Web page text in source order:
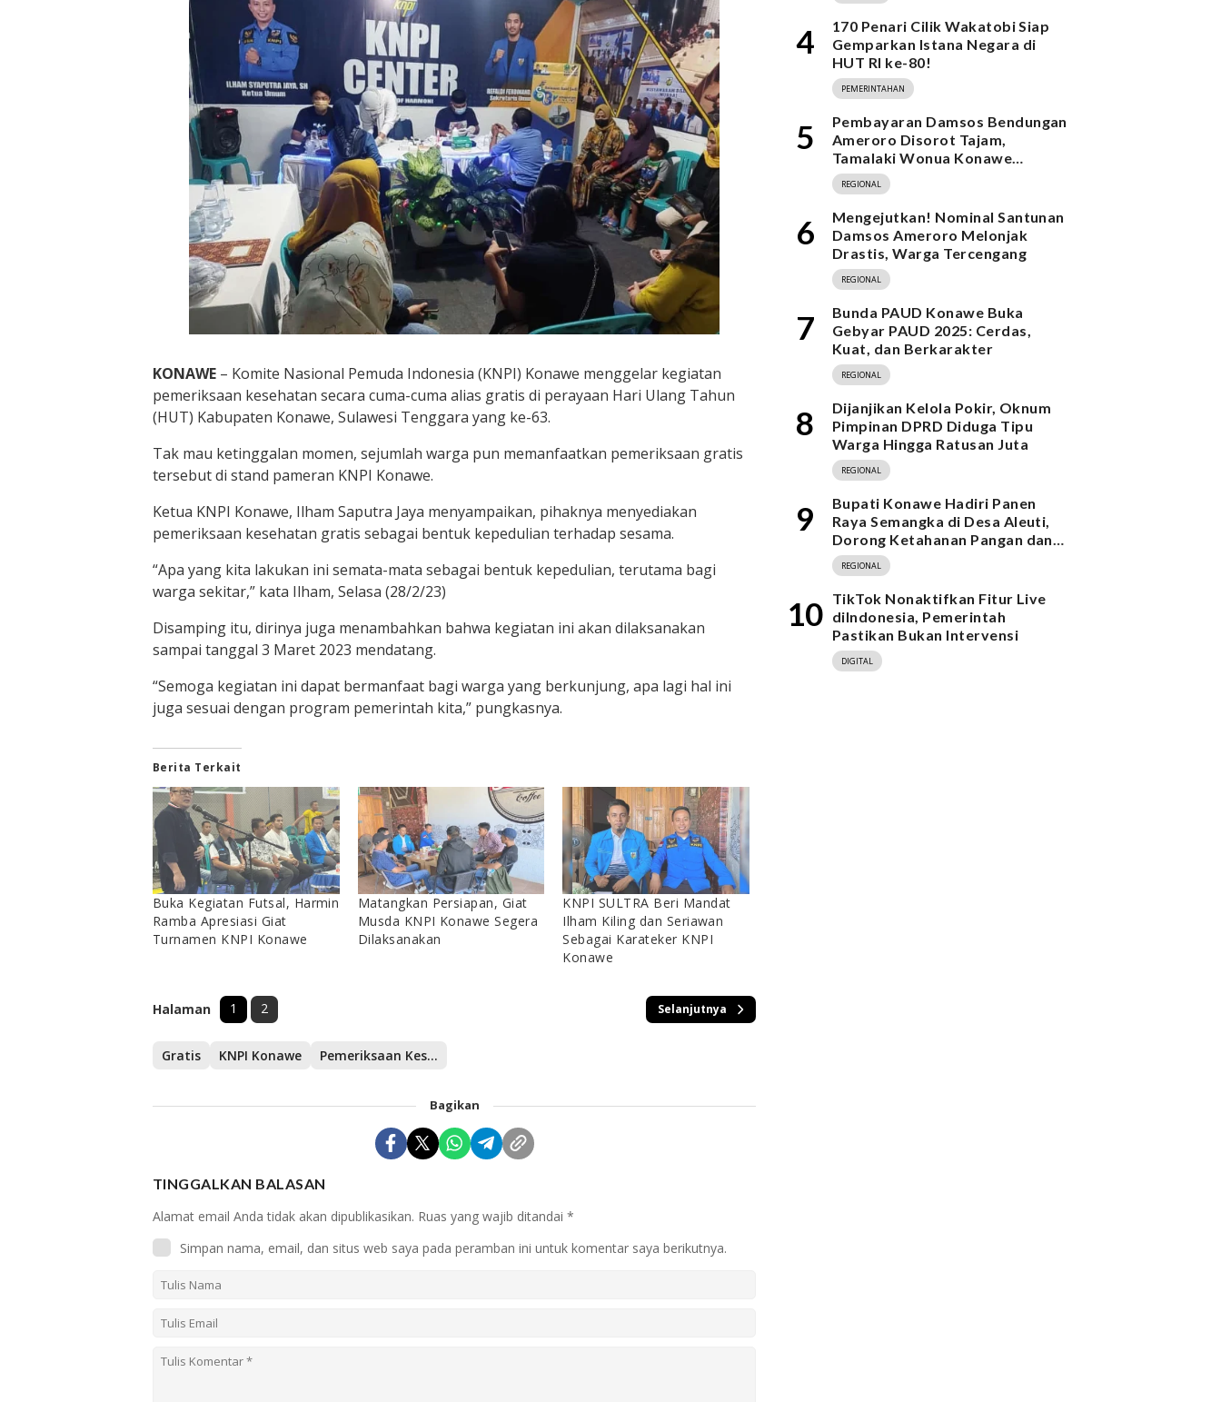
KONAWE – Komite Nasional Pemuda Indonesia (KNPI) Konawe menggelar kegiatan
pemeriksaan kesehatan secara cuma-cuma alias gratis di perayaan Hari Ulang Tahun
(HUT) Kabupaten Konawe, Sulawesi Tenggara yang ke-63.
Tak mau ketinggalan momen, sejumlah warga pun memanfaatkan pemeriksaan gratis
tersebut di stand pameran KNPI Konawe.
Ketua KNPI Konawe, Ilham Saputra Jaya menyampaikan, pihaknya menyediakan
pemeriksaan kesehatan gratis sebagai bentuk kepedulian terhadap sesama.
“Apa yang kita lakukan ini semata-mata sebagai bentuk kepedulian, terutama bagi
warga sekitar,” kata Ilham, Selasa (28/2/23)
Disamping itu, dirinya juga menambahkan bahwa kegiatan ini akan dilaksanakan
sampai tanggal 3 Maret 2023 mendatang.
“Semoga kegiatan ini dapat bermanfaat bagi warga yang berkunjung, apa lagi hal ini
juga sesuai dengan program pemerintah kita,” pungkasnya.
Berita Terkait
Buka Kegiatan Futsal, Harmin
Ramba Apresiasi Giat
Turnamen KNPI Konawe
Matangkan Persiapan, Giat
Musda KNPI Konawe Segera
Dilaksanakan
KNPI SULTRA Beri Mandat
Ilham Kiling dan Seriawan
Sebagai Karateker KNPI
Konawe
Halaman 1 2 Selanjutnya
Gratis KNPI Konawe Pemeriksaan Kesehatan
Bagikan
TINGGALKAN BALASAN
Alamat email Anda tidak akan dipublikasikan. Ruas yang wajib ditandai *
Simpan nama, email, dan situs web saya pada peramban ini untuk komentar saya berikutnya.
4
170 Penari Cilik Wakatobi Siap
Gemparkan Istana Negara di
HUT RI ke-80!
PEMERINTAHAN
5
Pembayaran Damsos Bendungan
Ameroro Disorot Tajam,
Tamalaki Wonua Konawe
Ungkap Dugaan Ketidakberesan
REGIONAL
6
Mengejutkan! Nominal Santunan
Damsos Ameroro Melonjak
Drastis, Warga Tercengang
REGIONAL
7
Bunda PAUD Konawe Buka
Gebyar PAUD 2025: Cerdas,
Kuat, dan Berkarakter
REGIONAL
8
Dijanjikan Kelola Pokir, Oknum
Pimpinan DPRD Diduga Tipu
Warga Hingga Ratusan Juta
REGIONAL
9
Bupati Konawe Hadiri Panen
Raya Semangka di Desa Aleuti,
Dorong Ketahanan Pangan dan
Program MBG
REGIONAL
10 TikTok Nonaktifkan Fitur Live
diIndonesia, Pemerintah
Pastikan Bukan Intervensi
DIGITAL